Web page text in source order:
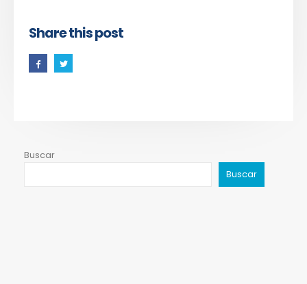
Share this post
Buscar
Buscar